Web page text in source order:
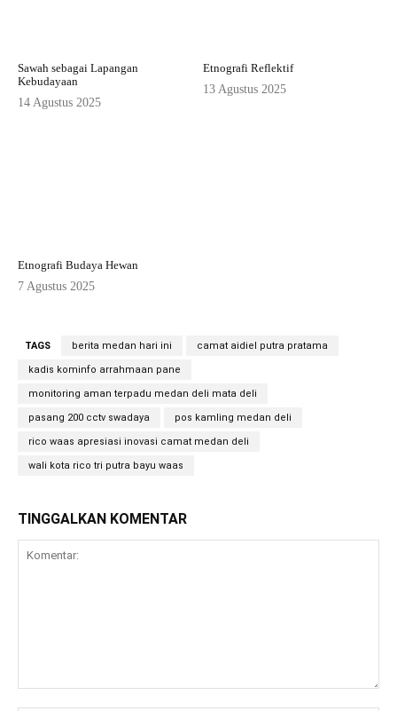
Sawah sebagai Lapangan
Kebudayaan
14 Agustus 2025
Etnografi Reflektif
13 Agustus 2025
Etnografi Budaya Hewan
7 Agustus 2025
TAGS berita medan hari ini camat aidiel putra pratama
kadis kominfo arrahmaan pane
monitoring aman terpadu medan deli mata deli
pasang 200 cctv swadaya pos kamling medan deli
rico waas apresiasi inovasi camat medan deli
wali kota rico tri putra bayu waas
TINGGALKAN KOMENTAR